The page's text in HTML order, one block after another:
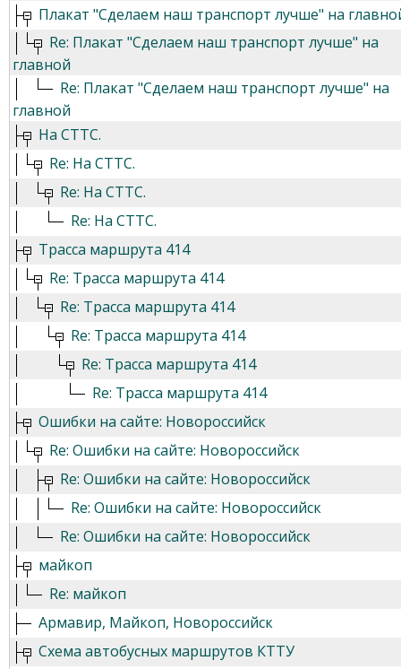
Плакат "Сделаем наш транспорт лучше" на
Re: Плакат "Сделаем наш транспорт лучше" на
главной
Re: Плакат "Сделаем наш транспорт лучше" на
главной
На СТТС.
Re: На СТТС.
Re: На СТТС.
Re: На СТТС.
Трасса маршрута 414
Re: Трасса маршрута 414
Re: Трасса маршрута 414
Re: Трасса маршрута 414
Re: Трасса маршрута 414
Re: Трасса маршрута 414
Ошибки на сайте: Новороссийск
Re: Ошибки на сайте: Новороссийск
Re: Ошибки на сайте: Новороссийск
Re: Ошибки на сайте: Новороссийск
Re: Ошибки на сайте: Новороссийск
майкоп
Re: майкоп
Армавир, Майкоп, Новороссийск
Схема автобусных маршрутов КТТУ